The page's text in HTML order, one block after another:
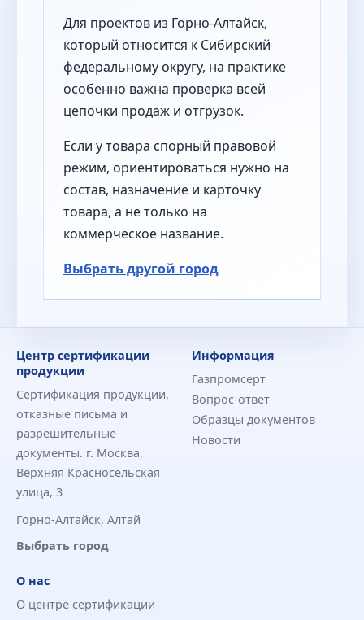
Для проектов из Горно-Алтайск,
который относится к Сибирский
федеральному округу, на практике
особенно важна проверка всей
цепочки продаж и отгрузок.
Если у товара спорный правовой
режим, ориентироваться нужно на
состав, назначение и карточку
товара, а не только на
коммерческое название.
Выбрать другой город
Центр сертификации
продукции
Сертификация продукции,
отказные письма и
разрешительные
документы. г. Москва,
Верхняя Красносельская
улица, 3
Горно-Алтайск, Алтай
Выбрать город
Информация
Газпромсерт
Вопрос-ответ
Образцы документов
Новости
О нас
О центре сертификации